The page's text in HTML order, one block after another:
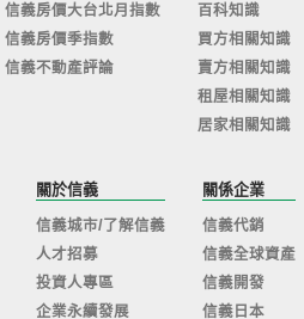
信義房價大台北月指數
信義房價季指數
信義不動產評論
百科知識
買方相關知識
賣方相關知識
租屋相關知識
居家相關知識
關於信義
信義城市/了解信義
人才招募
投資人專區
企業永續發展
關係企業
信義代銷
信義全球資產
信義開發
信義日本